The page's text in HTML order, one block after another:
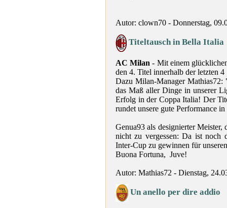
Autor: clown70 - Donnerstag,
Titeltausch in Bella Italia
AC Milan - Mit einem
den 4. Titel innerhalb der letzten
Dazu Milan-Manager
das Maß aller Dinge in unserer
Erfolg in der Coppa Italia! Der
rundet unsere gute Performance
Genua93 als designierter
nicht zu vergessen: Da ist noch
Inter-Cup zu gewinnen für
Buona Fortuna, Juve!
Autor: Mathias72 - Dienstag,
Un anello per dire addio